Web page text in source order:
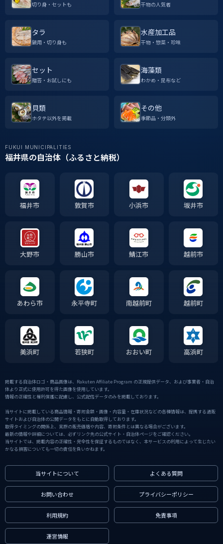
切り身・セットも 干物の人気者
タラ
鍋用・切り身も
水産加工品
干物・惣菜・珍味
セット
贈答・お試しにも
海藻類
わかめ・昆布など
貝類
ホタテ以外を掲載
その他
季節品・分類外
FUKUI MUNICIPALITIES
福井県の自治体（ふるさと納税）
福井市 敦賀市 小浜市 坂井市
大野市 勝山市 鯖江市 越前市
あわら市 永平寺町 南越前町 越前町
美浜町 若狭町 おおい町 高浜町
掲載する自治体ロゴ・商品画像は、Rakuten Affiliate Program の正規提供データ、および事業者・自治
体より正式に使用許可を得た画像を使用しています。
情報の正確性と権利保護に配慮し、公式配信データのみを掲載しております。
当サイトに掲載している商品情報・寄附金額・画像・内容量・在庫状況などの各種情報は、提携する通販
サイトおよび自治体の公開データをもとに自動取得しております。
取得タイミングの関係上、実際の販売価格や内容、寄附条件とは異なる場合がございます。
最新の情報や詳細については、必ずリンク先の公式サイト・自治体ページをご確認ください。
当サイトでは、掲載内容の正確性・完全性を保証するものではなく、本サービスの利用によって生じたい
かなる損害についても一切の責任を負いかねます。
当サイトについて よくある質問
お問い合わせ プライバシーポリシー
利用規約 免責事項
運営情報